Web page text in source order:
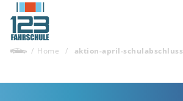
/ Home / aktion-april-schulabschluss